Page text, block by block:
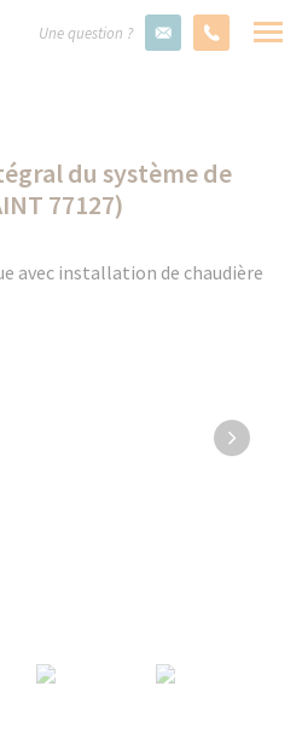
Une question ?
du système de
77127)